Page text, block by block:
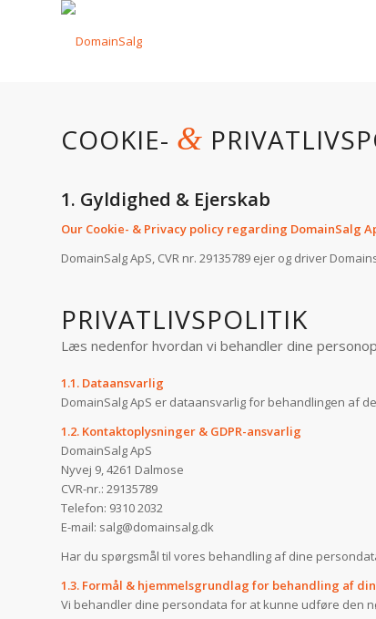
COOKIE- &
1. Gyldighed & Ejerskab
Our Cookie- & Privacy policy regarding DomainSalg
DomainSalg ApS, CVR nr. 29135789 ejer og driver
PRIVATLIVSPOLITIK
Læs nedenfor hvordan vi behandler dine
1.1. Dataansvarlig
DomainSalg ApS er dataansvarlig for behandlingen af
1.2. Kontaktoplysninger & GDPR-ansvarlig
DomainSalg ApS
Nyvej 9, 4261 Dalmose
CVR-nr.: 29135789
Telefon: 9310 2032
E-mail: salg@domainsalg.dk
Har du spørgsmål til vores behandling af dine
1.3. Formål & hjemmelsgrundlag for behandling af
Vi behandler dine persondata for at kunne udføre den